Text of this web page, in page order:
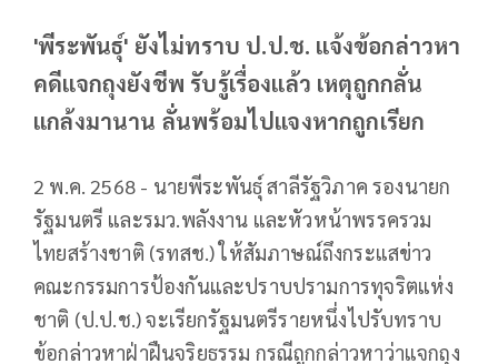
'พีระพันธุ์' ยังไม่ทราบ ป.ป.ช. แจ้งข้อกล่าวหา
คดีแจกถุงยังชีพ รับรู้เรื่องแล้ว เหตุถูกกลั่น
แกล้งมานาน ลั่นพร้อมไปแจงหากถูกเรียก
2 พ.ค. 2568 - นายพีระพันธุ์ สาลีรัฐวิภาค รองนายก
รัฐมนตรี และรมว.พลังงาน และหัวหน้าพรรครวม
ไทยสร้างชาติ (รทสช.) ให้สัมภาษณ์ถึงกระแสข่าว
คณะกรรมการป้องกันและปราบปรามการทุจริตแห่ง
ชาติ (ป.ป.ช.) จะเรียกรัฐมนตรีรายหนึ่งไปรับทราบ
ข้อกล่าวหาฝ่าฝืนจริยธรรม กรณีถูกกล่าวหาว่าแจกถุง